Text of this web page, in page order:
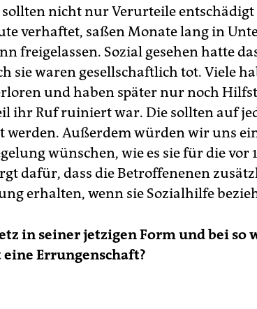
nicht nur Verurteile entschädigt
verhaftet, saßen Monate lang in
freigelassen. Sozial gesehen hatte
sie waren gesellschaftlich tot. Viele
und haben später nur noch
ihr Ruf ruiniert war. Die sollten auf
werden. Außerdem würden wir uns
wünschen, wie es sie für die vor
dafür, dass die Betroffenenen
erhalten, wenn sie Sozialhilfe
in seiner jetzigen Form und bei so
Errungenschaft?